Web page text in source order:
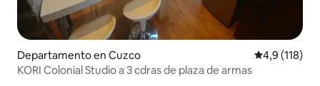
Departamento en Cuzco Calificación
4,9 (118)
KORI Colonial Studio a 3 cdras de plaza de armas